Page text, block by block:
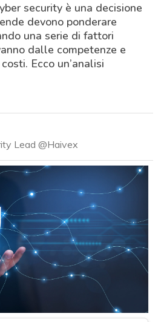
security è una decisione
devono ponderare
una serie di fattori
dalle competenze e
Ecco un’analisi
Lead @Haivex